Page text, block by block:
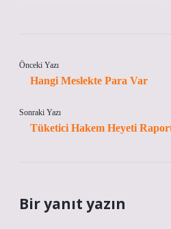
Önceki Yazı
Hangi Meslekte Para Var
Sonraki Yazı
Tüketici Hakem Heyeti
Bir yanıt yazın